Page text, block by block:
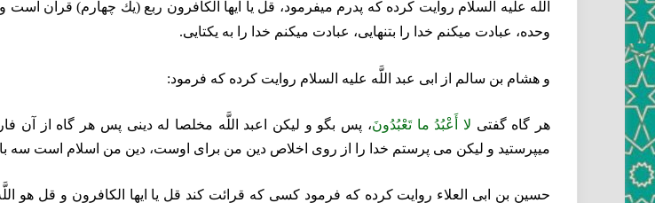
اللَّه عليه السلام روايت كرده كه پدرم ميفرمود، قل يا ايها الكافرون ربع (يك چهارم) قرآن
وحده، عبادت ميكنم خدا را بتنهايى، عبادت ميكنم خدا را به يكتايى.
و هشام بن سالم از ابى عبد اللَّه عليه السلام روايت كرده كه فرمود:
هر گاه گفتى‏ لا أَعْبُدُ ما تَعْبُدُونَ‏، پس بگو و ليكن اعبد اللَّه مخلصا له دينى پس هر گاه از آن
ميپرستيد و ليكن مى‏ پرستم خدا را از روى اخلاص دين من براى اوست، دين من اسلام است سه
حسين بن ابى العلاء روايت كرده كه فرمود كسى كه قرائت كند قل يا ايها الكافرون و قل هو